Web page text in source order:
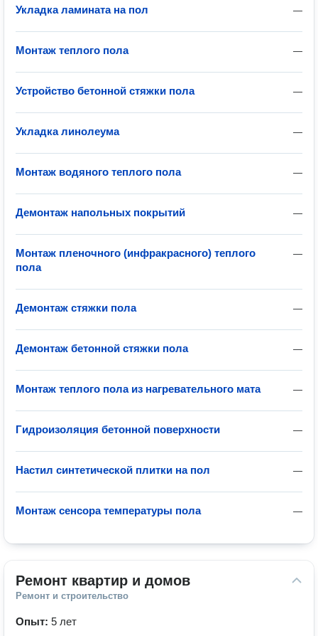
—
Укладка ламината на пол
—
Монтаж теплого пола
—
Устройство бетонной стяжки пола
—
Укладка линолеума
—
Монтаж водяного теплого пола
—
Демонтаж напольных покрытий
—
Монтаж пленочного (инфракрасного) теплого
пола
—
Демонтаж стяжки пола
—
Демонтаж бетонной стяжки пола
—
Монтаж теплого пола из нагревательного мата
—
Гидроизоляция бетонной поверхности
—
Настил синтетической плитки на пол
—
Монтаж сенсора температуры пола
Ремонт квартир и домов
Ремонт и строительство
Опыт: 5 лет